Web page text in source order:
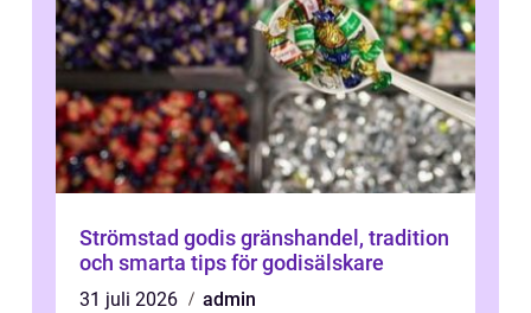
Strömstad godis gränshandel, tradition
och smarta tips för godisälskare
31 juli 2026
admin